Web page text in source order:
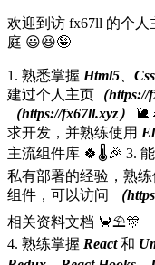
欢迎到访 fx67ll 的个
庭 😃😆🤪
1. 熟悉掌握 Html5
建过个人主页 （https://
（https://fx67ll.xyz）
求开发，并熟练使用
主流组件库 🍀🌡️️️🎉 3.
私有部署的经验，熟练
组件，可以访问
（
相关资料文档 ️️️️🦀⛱️️️🎊
4. ️️️熟练掌握 React和